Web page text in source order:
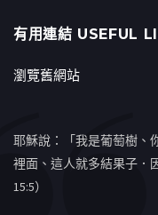
有用連結 USEFUL
瀏覽舊網站
耶穌說：「我是葡萄樹、
裡面、這人就多結果子．
15:5）